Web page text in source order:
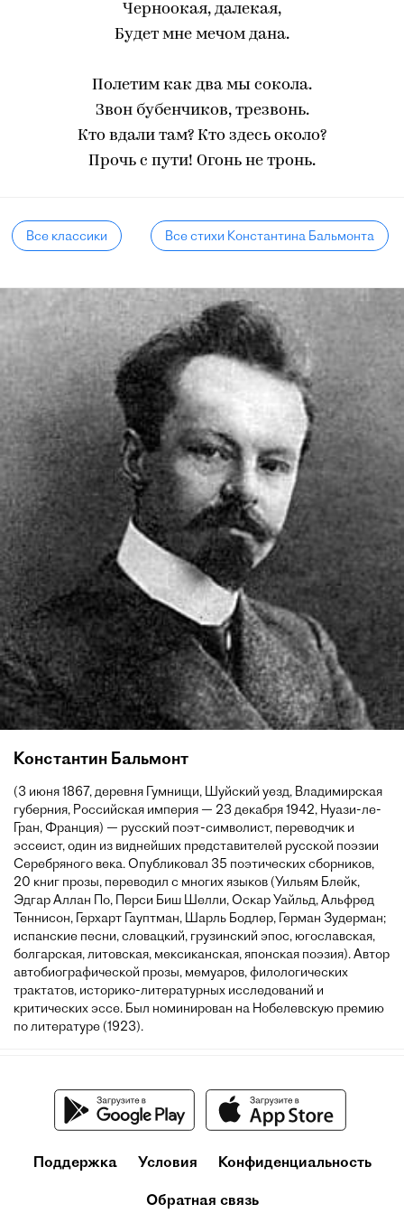
Черноокая, далекая,
Будет мне мечом дана.
Полетим как два мы сокола.
Звон бубенчиков, трезвонь.
Кто вдали там? Кто здесь около?
Прочь с пути! Огонь не тронь.
Все классики Все стихи Константина Бальмонта
Константин Бальмонт
(3 июня 1867, деревня Гумнищи, Шуйский уезд, Владимирская
губерния, Российская империя — 23 декабря 1942, Нуази-ле-
Гран, Франция) — русский поэт-символист, переводчик и
эссеист, один из виднейших представителей русской поэзии
Серебряного века. Опубликовал 35 поэтических сборников,
20 книг прозы, переводил с многих языков (Уильям Блейк,
Эдгар Аллан По, Перси Биш Шелли, Оскар Уайльд, Альфред
Теннисон, Герхарт Гауптман, Шарль Бодлер, Герман Зудерман;
испанские песни, словацкий, грузинский эпос, югославская,
болгарская, литовская, мексиканская, японская поэзия). Автор
автобиографической прозы, мемуаров, филологических
трактатов, историко-литературных исследований и
критических эссе. Был номинирован на Нобелевскую премию
по литературе (1923).
Поддержка Условия Конфиденциальность
Обратная связь